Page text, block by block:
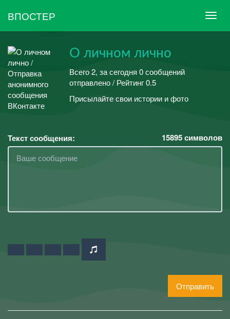
ВПОСТЕР
О личном лично
Всего 2, за сегодня 0 сообщений
отправлено / Рейтинг 0.5
Присылайте свои истории и фото
Текст сообщения: 15895символов
Отправить